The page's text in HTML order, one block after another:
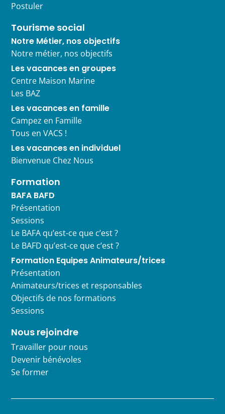
Postuler
Tourisme social
Notre Métier, nos objectifs
Notre métier, nos objectifs
Les vacances en groupes
Centre Maison Marine
Les BAZ
Les vacances en famille
Campez en Famille
Tous en VACS !
Les vacances en individuel
Bienvenue Chez Nous
Formation
BAFA BAFD
Présentation
Sessions
Le BAFA qu’est-ce que c’est ?
Le BAFD qu’est-ce que c’est ?
Formation Equipes Animateurs/trices
Présentation
Animateurs/trices et responsables
Objectifs de nos formations
Sessions
Nous rejoindre
Travailler pour nous
Devenir bénévoles
Se former